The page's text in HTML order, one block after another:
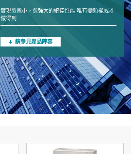
實現愈微小，愈強大的絕佳性能 唯有變頻權威才
做得到
請參見產品陣容